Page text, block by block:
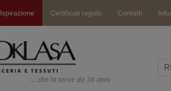
Ispirazione Certificati regalo Contatti
… che la serve da 36 anni